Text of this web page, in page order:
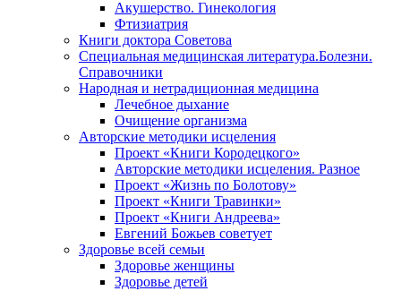
Акушерство. Гинекология
Фтизиатрия
Книги доктора Советова
Специальная медицинская литература.Болезни.
Справочники
Народная и нетрадиционная медицина
Лечебное дыхание
Очищение организма
Авторские методики исцеления
Проект «Книги Кородецкого»
Авторские методики исцеления. Разное
Проект «Жизнь по Болотову»
Проект «Книги Травинки»
Проект «Книги Андреева»
Евгений Божьев советует
Здоровье всей семьи
Здоровье женщины
Здоровье детей